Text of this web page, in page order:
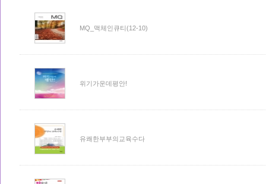
MQ_맥체인큐티(12-10)
위기가운데평안!
유쾌한부부의교육수다